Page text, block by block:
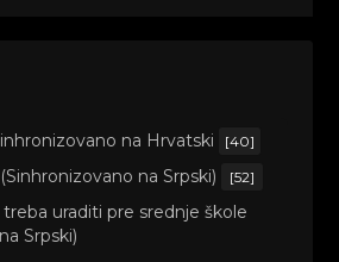
na Hrvatski [40]
na Srpski) [52]
uraditi pre srednje škole
Srpski)